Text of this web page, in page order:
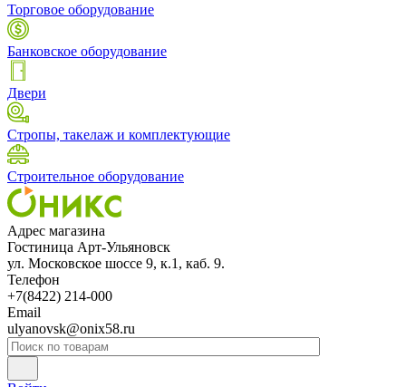
Торговое оборудование
Банковское оборудование
Двери
Стропы, такелаж и комплектующие
Строительное оборудование
Адрес магазина
Гостиница Арт-Ульяновск
ул. Московское шоссе 9, к.1, каб. 9.
Телефон
+7(8422) 214-000
Email
ulyanovsk@onix58.ru